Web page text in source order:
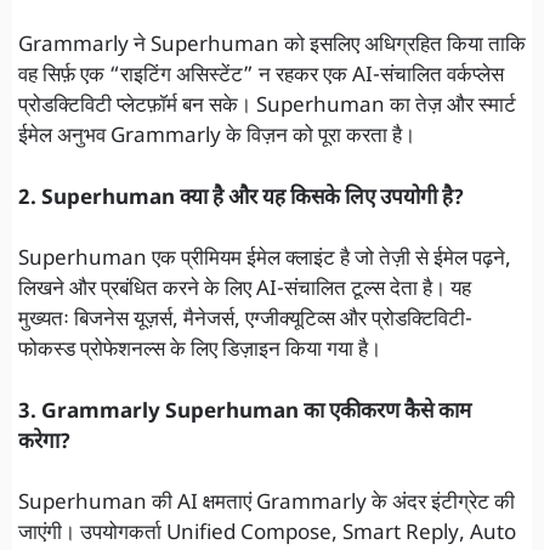
Grammarly ने Superhuman को इसलिए अधिग्रहित किया ताकि
वह सिर्फ़ एक “राइटिंग असिस्टेंट” न रहकर एक AI-संचालित वर्कप्लेस
प्रोडक्टिविटी प्लेटफ़ॉर्म बन सके। Superhuman का तेज़ और स्मार्ट
ईमेल अनुभव Grammarly के विज़न को पूरा करता है।
2. Superhuman क्या है और यह किसके लिए उपयोगी है?
Superhuman एक प्रीमियम ईमेल क्लाइंट है जो तेज़ी से ईमेल पढ़ने,
लिखने और प्रबंधित करने के लिए AI-संचालित टूल्स देता है। यह
मुख्यतः बिजनेस यूज़र्स, मैनेजर्स, एग्जीक्यूटिव्स और प्रोडक्टिविटी-
फोकस्ड प्रोफेशनल्स के लिए डिज़ाइन किया गया है।
3. Grammarly Superhuman का एकीकरण कैसे काम
करेगा?
Superhuman की AI क्षमताएं Grammarly के अंदर इंटीग्रेट की
जाएंगी। उपयोगकर्ता Unified Compose, Smart Reply, Auto